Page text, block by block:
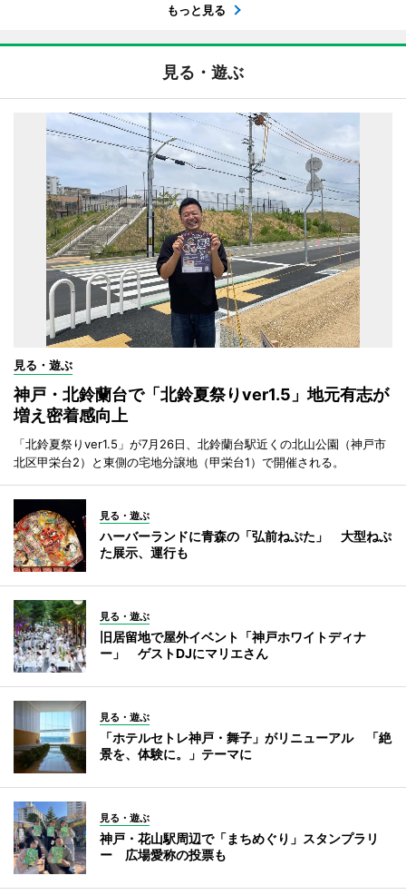
もっと見る
見る・遊ぶ
見る・遊ぶ
神戸・北鈴蘭台で「北鈴夏祭りver1.5」地元有志が
増え密着感向上
「北鈴夏祭りver1.5」が7月26日、北鈴蘭台駅近くの北山公園（神戸市
北区甲栄台2）と東側の宅地分譲地（甲栄台1）で開催される。
見る・遊ぶ
ハーバーランドに青森の「弘前ねぷた」 大型ねぷ
た展示、運行も
見る・遊ぶ
旧居留地で屋外イベント「神戸ホワイトディナ
ー」 ゲストDJにマリエさん
見る・遊ぶ
「ホテルセトレ神戸・舞子」がリニューアル 「絶
景を、体験に。」テーマに
見る・遊ぶ
神戸・花山駅周辺で「まちめぐり」スタンプラリ
ー 広場愛称の投票も